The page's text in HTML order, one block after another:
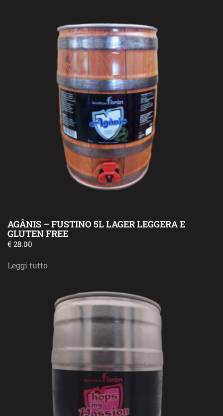
AGÂNIS – FUSTINO 5L LAGER LEGGERA E
GLUTEN FREE
€ 28.00
Leggi tutto